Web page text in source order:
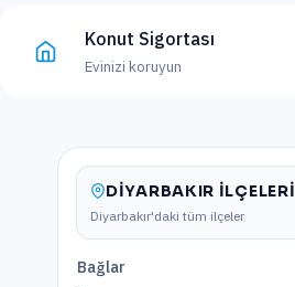
Konut Sigortası
Evinizi koruyun
DIYARBAKIR İLÇELERI
Diyarbakır'daki tüm ilçeler
Bağlar